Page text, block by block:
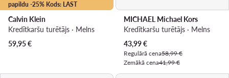
papildu -25% Kods: LAST
Calvin Klein
Kredītkaršu turētājs · Melns
59,95€
MICHAEL Michael Kors
Kredītkaršu turētājs · Melns
Pašreizējā cena
43,99€
Regulārā cena58,99 €
Zemākā cena41,99 €